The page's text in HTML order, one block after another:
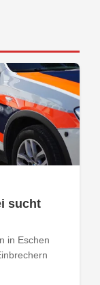
sucht
in Eschen